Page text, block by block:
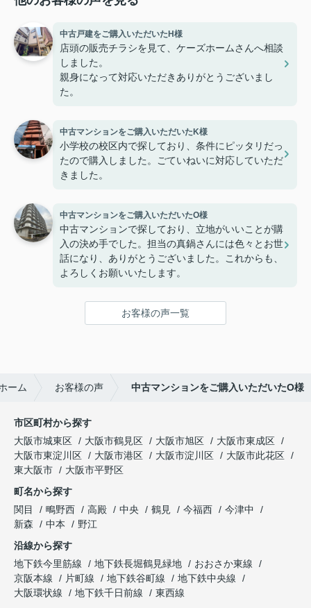
中古戸建をご購入いただいたH様
店頭の販売チラシを見て、ケーズホームさんへ相談
しました。
親身になって対応いただきありがとうございまし
た。
中古マンションをご購入いただいたK様
小学校の校区内で探しており、条件にピッタリだっ
たので購入しました。ごていねいに対応していただ
きました。
中古マンションをご購入いただいたO様
中古マンションで探しており、立地がいいことが購
入の決め手でした。担当の真鍋さんには色々とお世
話になり、ありがとうございました。これからも、
よろしくお願いいたします。
お客様の声一覧
ーム お客様の声 中古マンションをご購入いただいたO様
市区町村から探す
大阪市城東区
大阪市鶴見区 大阪市旭区
大阪市東成区
大阪市東淀川区
大阪市港区 大阪市淀川区
大阪市此花区
東大阪市
大阪市平野区
町名から探す
関目
鴫野西 高殿 中央 鶴見 今福西
今津中
新森
中本
野江
沿線から探す
地下鉄今里筋線
地下鉄長堀鶴見緑地
おおさか東線
京阪本線
片町線 地下鉄谷町線
地下鉄中央線
大阪環状線
地下鉄千日前線
東西線